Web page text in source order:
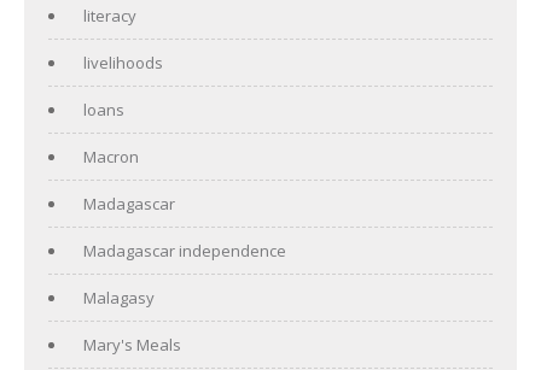
literacy
livelihoods
loans
Macron
Madagascar
Madagascar independence
Malagasy
Mary's Meals